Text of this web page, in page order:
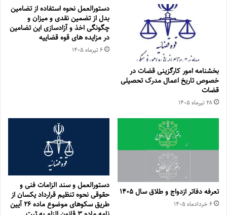
بخشنامه امور کارگزینی قضات در
خصوص تاریخ اعمال مدرک تحصیلی
قضات
۲۸ تیر‌ماه ۱۴۰۵
دستورالعمل نحوه استفاده از تضامین
بدل از تضمین نقدی و میزان و
چگونگی اخذ و آزادسازی این تضامین
در مزایده های قوه قضاییه
۶ تیر‌ماه ۱۴۰۵
تعرفه دفاتر ازدواج و طلاق سال ۱۴۰۵
۶ خرداد‌ماه ۱۴۰۵
دستورالعمل و سند الزامات فنی و
حقوقی نحوه تنظیم قرارداد یكسان از
طریق سكوهای موضوع ماده ۲۶ آیین